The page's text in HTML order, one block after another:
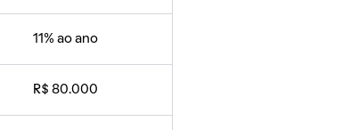
11% ao ano
R$ 80.000